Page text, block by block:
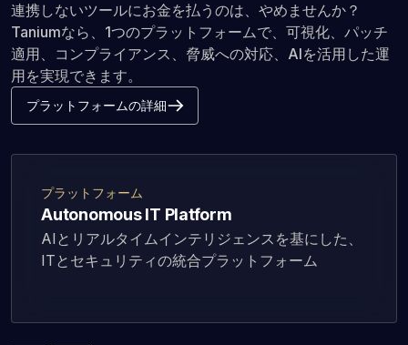
連携しないツールにお金を払うのは、やめませんか？
Taniumなら、1つのプラットフォームで、可視化、パッチ
適用、コンプライアンス、脅威への対応、AIを活用した運
用を実現できます。
プラットフォームの詳細
プラットフォーム
Autonomous IT Platform
AIとリアルタイムインテリジェンスを基にした、
ITとセキュリティの統合プラットフォーム